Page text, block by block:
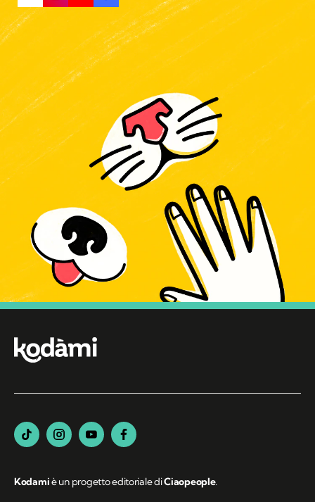
Kodamiè un progetto editoriale diCiaopeople.